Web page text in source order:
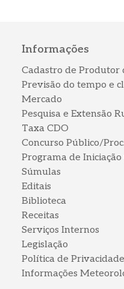
Informações
Cadastro de Produtor
Previsão do tempo e
Mercado
Pesquisa e Extensão
Taxa CDO
Concurso Público/
Programa de
Súmulas
Editais
Biblioteca
Receitas
Serviços Internos
Legislação
Política de Privacidade
Informações